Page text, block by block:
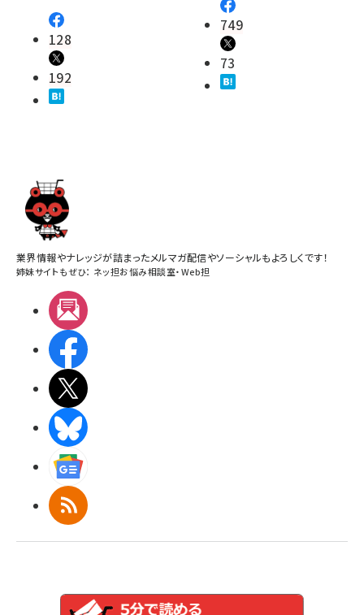
128
192
749
73
業界情報やナレッジが詰まったメルマガ配信やソーシャルもよろしくです！
姉妹サイトもぜひ： ネッ担お悩み相談室・Web担
RSS